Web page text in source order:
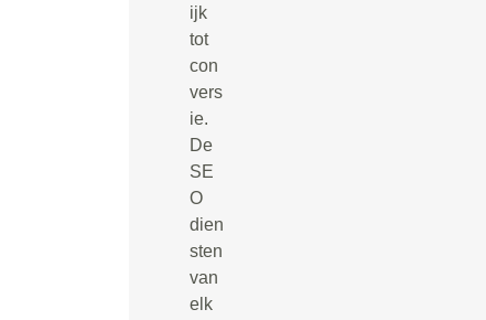
ijk
tot
con
vers
ie.
De
SE
O
dien
sten
van
elk